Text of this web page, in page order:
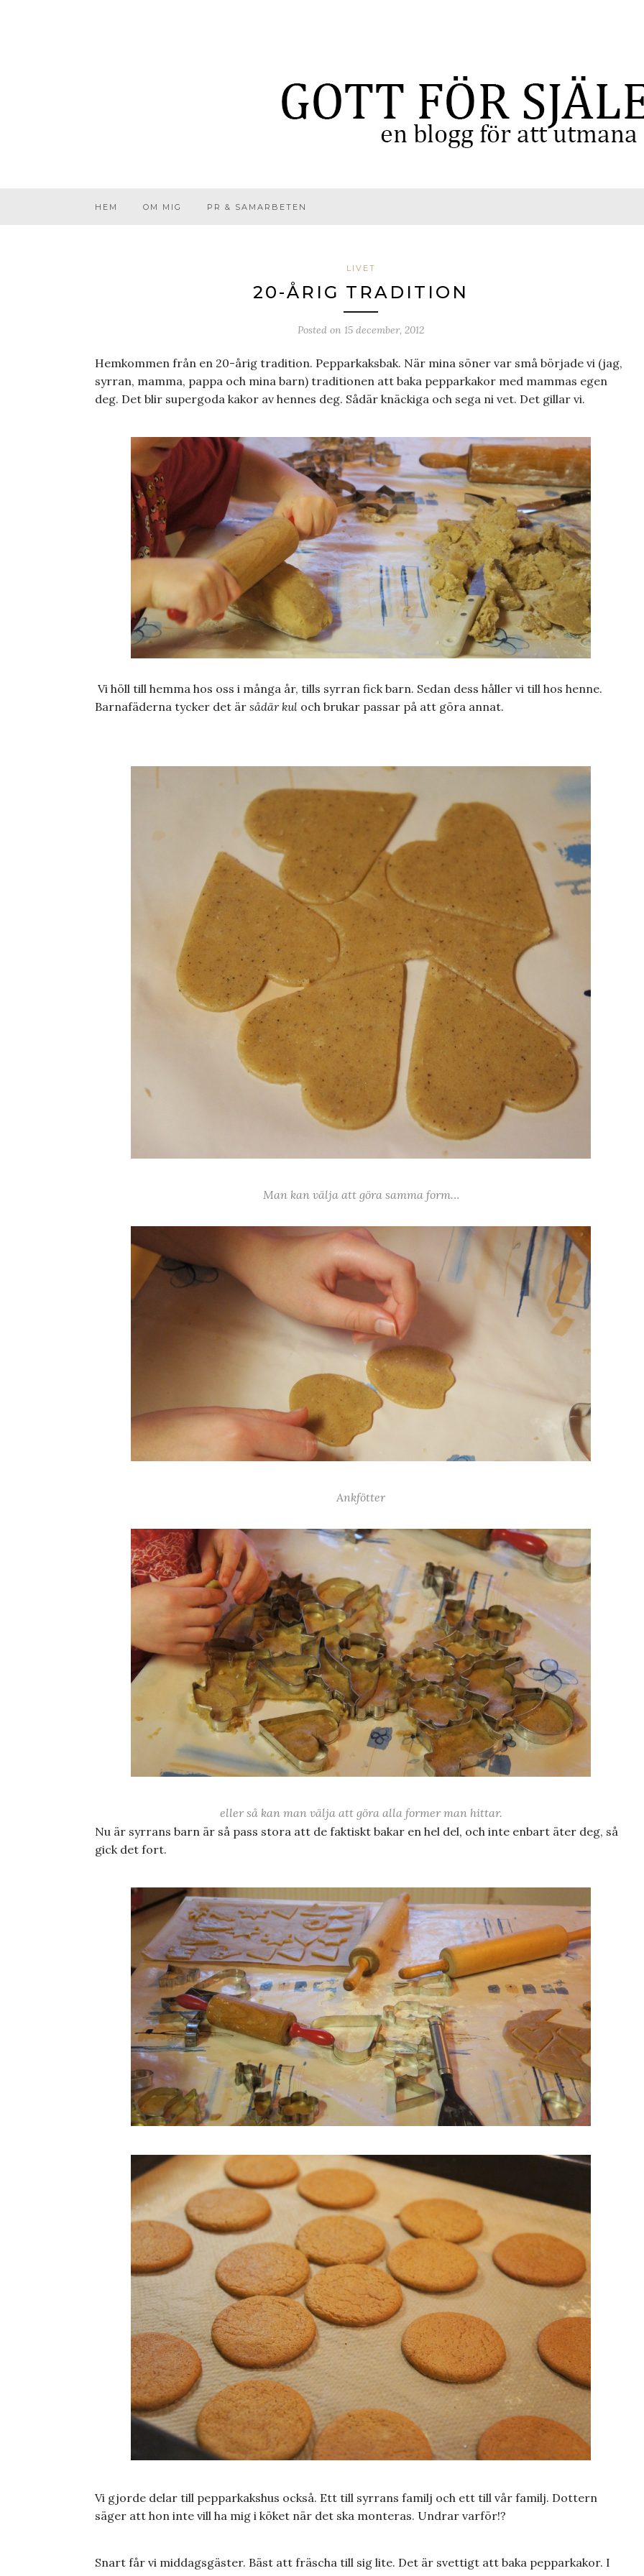
HEM OM MIG PR & SAMARBETEN
LIVET
20-ÅRIG TRADITION
Posted on 15 december, 2012
Hemkommen från en 20-årig tradition. Pepparkaksbak. När mina söner var små började vi (jag,
syrran, mamma, pappa och mina barn) traditionen att baka pepparkakor med mammas egen
deg. Det blir supergoda kakor av hennes deg. Sådär knäckiga och sega ni vet. Det gillar vi.
Vi höll till hemma hos oss i många år, tills syrran fick barn. Sedan dess håller vi till hos henne.
Barnafäderna tycker det är sådär kul och brukar passar på att göra annat.
Man kan välja att göra samma form…
Ankfötter
eller så kan man välja att göra alla former man hittar.
Nu är syrrans barn är så pass stora att de faktiskt bakar en hel del, och inte enbart äter deg, så
gick det fort.
Vi gjorde delar till pepparkakshus också. Ett till syrrans familj och ett till vår familj. Dottern
säger att hon inte vill ha mig i köket när det ska monteras. Undrar varför!?
Snart får vi middagsgäster. Bäst att fräscha till sig lite. Det är svettigt att baka pepparkakor. I